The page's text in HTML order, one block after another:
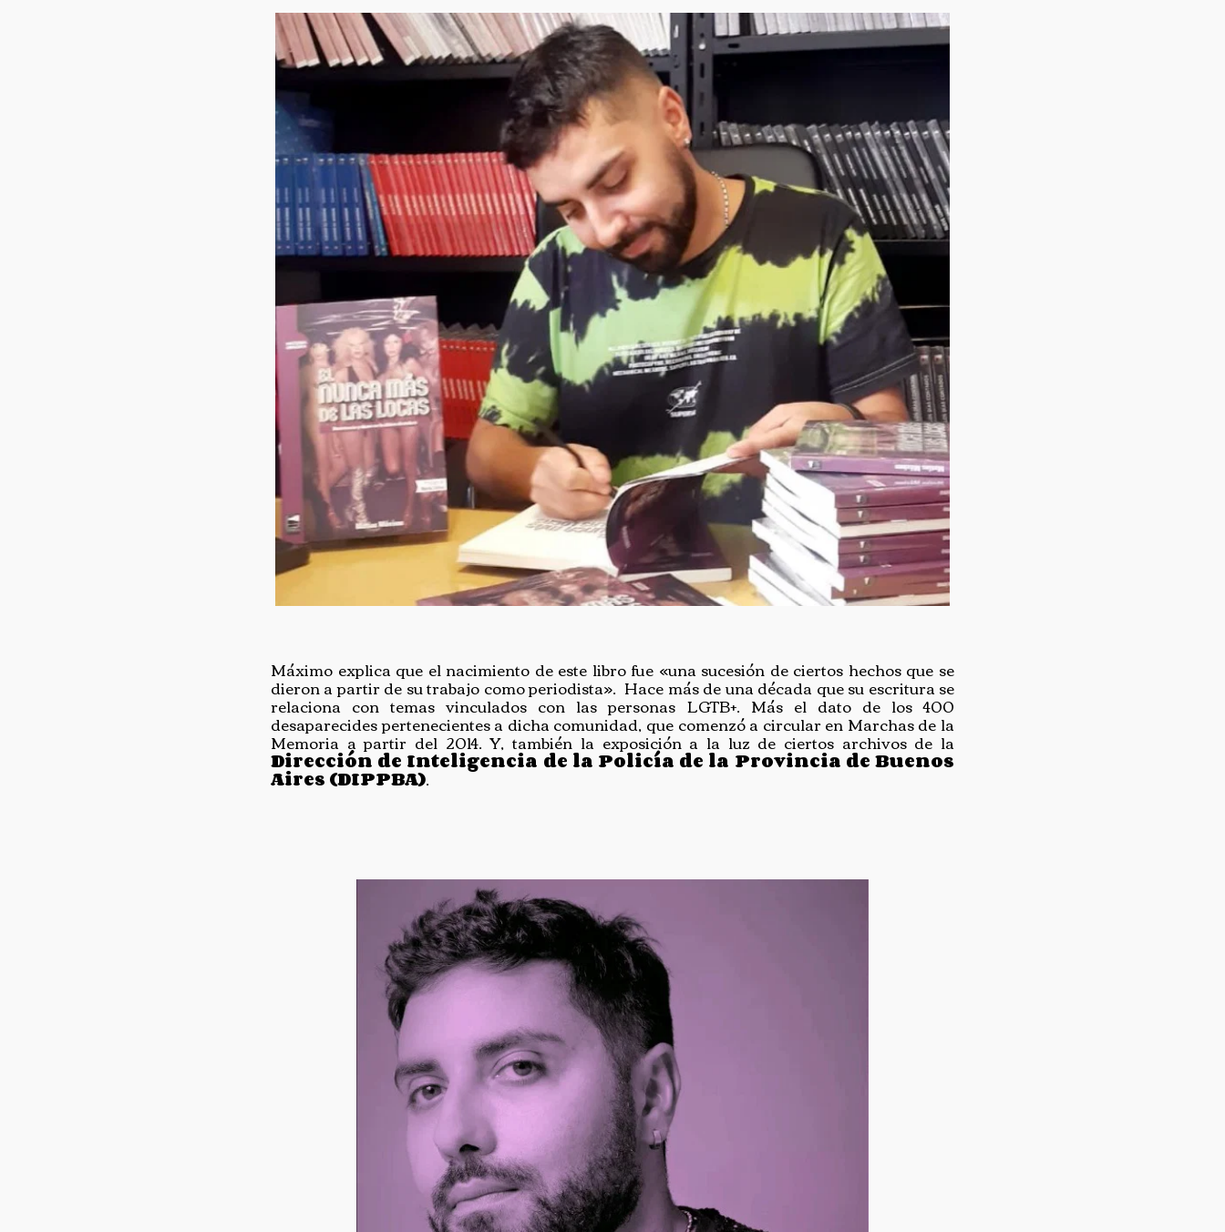
Máximo explica que el nacimiento de este libro fue «una sucesión de ciertos hechos que se
dieron a partir de su trabajo como periodista». Hace más de una década que su escritura se
relaciona con temas vinculados con las personas LGTB+. Más el dato de los 400
desaparecides pertenecientes a dicha comunidad, que comenzó a circular en Marchas de la
Memoria a partir del 2014. Y, también la exposición a la luz de ciertos archivos de la
Dirección de Inteligencia de la Policía de la Provincia de Buenos
Aires (DIPPBA).